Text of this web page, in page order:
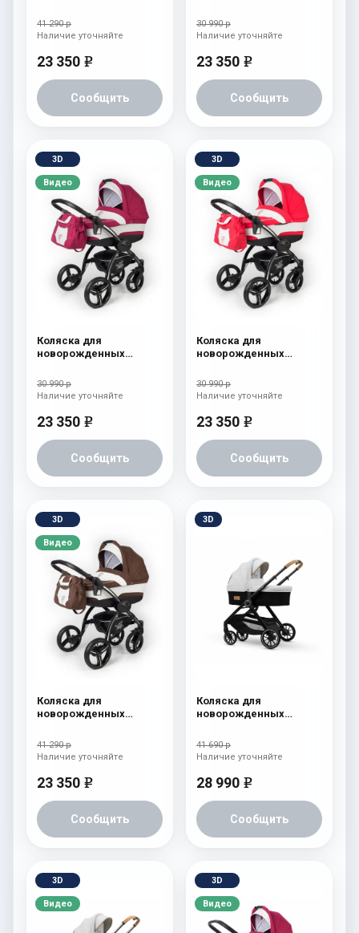
Beige) Chek
41 290 р
23 350 e
Сообщить
Наличие уточняйте
Beige) Borduex
30 990 р
23 350 e
Сообщить
Наличие уточняйте
3D
Видео
Коляска для
новорожденных
Black) Borduex
30 990 р
23 350 e
Сообщить
Наличие уточняйте
3D
Видео
Коляска для
новорожденных
Black) Red Lux
30 990 р
23 350 e
Сообщить
Наличие уточняйте
3D
Видео
Коляска для
новорожденных
Black) Chek
41 290 р
23 350 e
Сообщить
Наличие уточняйте
3D
Коляска для
новорожденных
Sahara
41 690 р
28 990 e
Сообщить
Наличие уточняйте
3D
Видео
3D
Видео